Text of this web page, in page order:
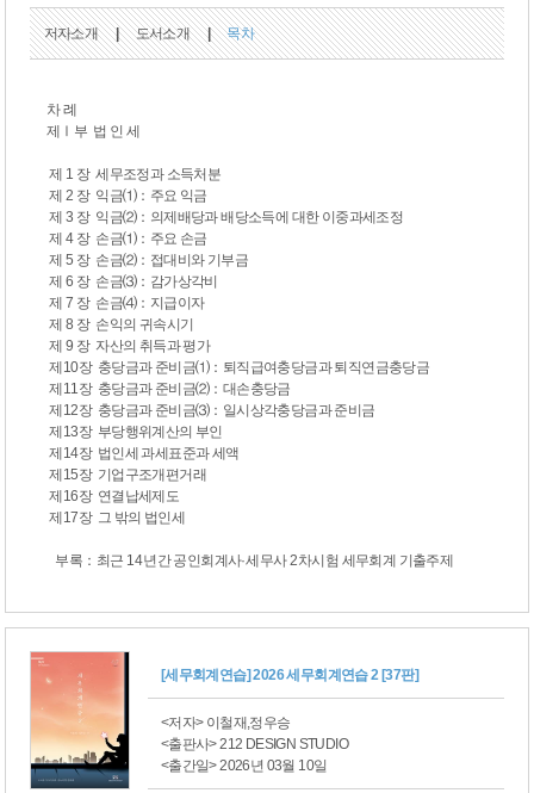
저자소개 | 도서소개 | 목차
차 례
제Ⅰ부 법 인 세
제 1 장 세무조정과 소득처분
제 2 장 익금⑴：주요 익금
제 3 장 익금⑵：의제배당과 배당소득에 대한 이중과세조정
제 4 장 손금⑴：주요 손금
제 5 장 손금⑵：접대비와 기부금
제 6 장 손금⑶：감가상각비
제 7 장 손금⑷：지급이자
제 8 장 손익의 귀속시기
제 9 장 자산의 취득과 평가
제10장 충당금과 준비금⑴：퇴직급여충당금과 퇴직연금충당금
제11장 충당금과 준비금⑵：대손충당금
제12장 충당금과 준비금⑶：일시상각충당금과 준비금
제13장 부당행위계산의 부인
제14장 법인세 과세표준과 세액
제15장 기업구조개편거래
제16장 연결납세제도
제17장 그 밖의 법인세
부록 ： 최근 14년간 공인회계사·세무사2차시험 세무회계 기출주제
[세무회계연습] 2026 세무회계연습 2 [37판]
<저자> 이철재,정우승
<출판사> 212 DESIGN STUDIO
<출간일> 2026년 03월 10일